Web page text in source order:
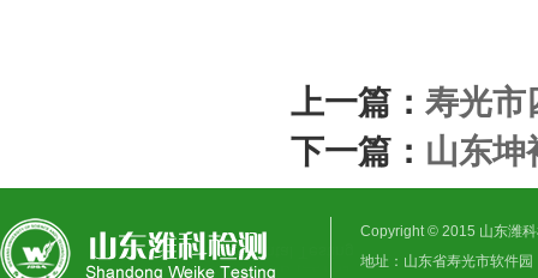
上一篇： 寿光市
下一篇： 山东坤
Copyright © 2015 山东潍
地址：山东省寿光市软件